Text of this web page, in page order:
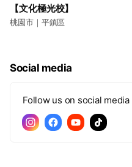
【文化極光校】
桃園市｜平鎮區
Social media
Follow us on social media